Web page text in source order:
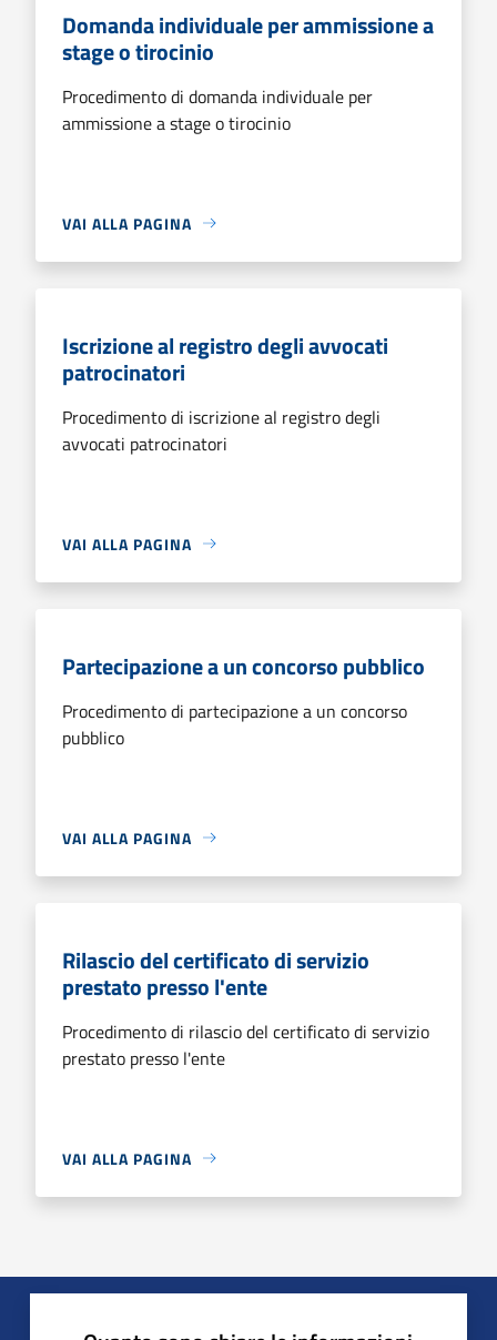
Domanda individuale per ammissione a
stage o tirocinio
Procedimento di domanda individuale per
ammissione a stage o tirocinio
VAI ALLA PAGINA
Iscrizione al registro degli avvocati
patrocinatori
Procedimento di iscrizione al registro degli
avvocati patrocinatori
VAI ALLA PAGINA
Partecipazione a un concorso pubblico
Procedimento di partecipazione a un concorso
pubblico
VAI ALLA PAGINA
Rilascio del certificato di servizio
prestato presso l'ente
Procedimento di rilascio del certificato di servizio
prestato presso l'ente
VAI ALLA PAGINA